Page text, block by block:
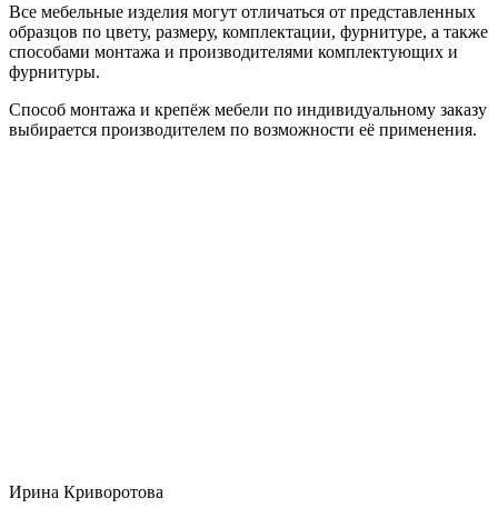
Все мебельные изделия могут отличаться от представленных
образцов по цвету, размеру, комплектации, фурнитуре, а также
способами монтажа и производителями комплектующих и
фурнитуры.
Способ монтажа и крепёж мебели по индивидуальному заказу
выбирается производителем по возможности её применения.
Ирина Криворотова